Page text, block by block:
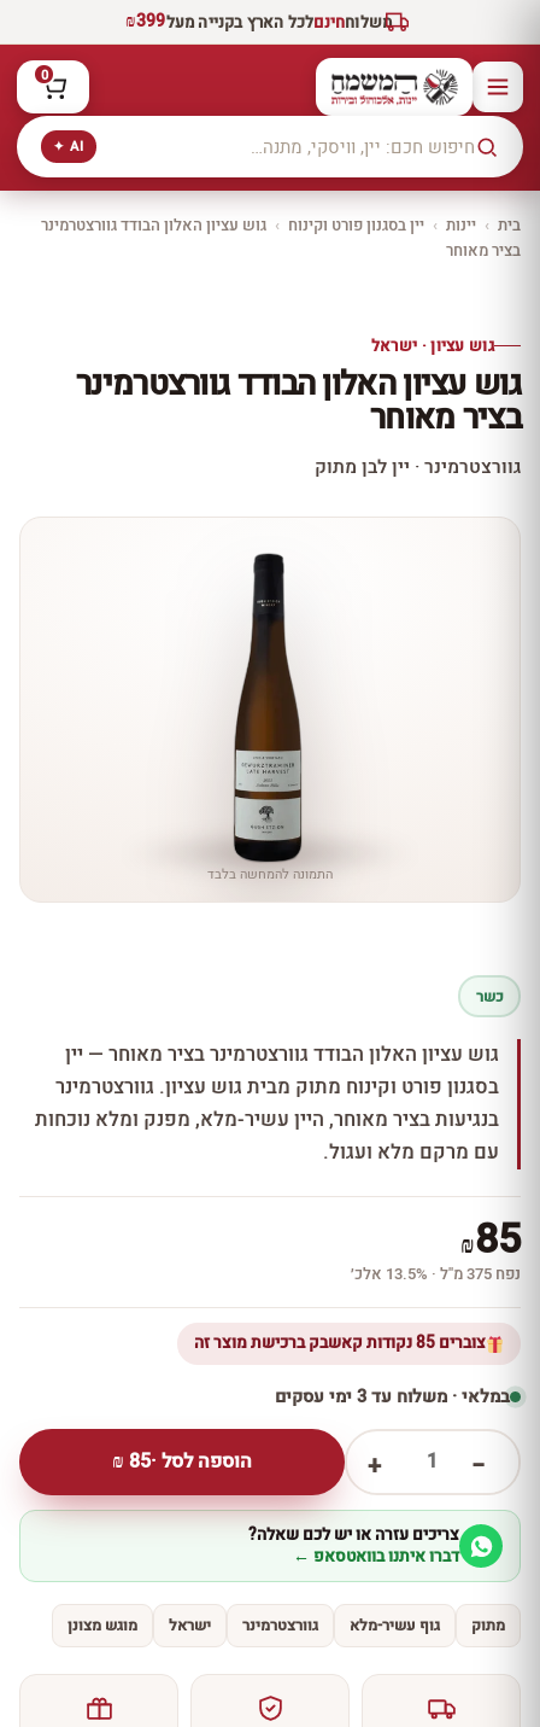
משלוחחינםלכל הארץ בקנייה מעל₪399
AI ✦
0
בית › יינות › יין בסגנון פורט וקינוח › גוש עציון האלון הבודד גוורצטרמינר
בציר מאוחר
10% הנחה
עכשיו ב-10% הנחה
לכל יינות יקב ירושלים ←
גוש עציון · ישראל
גוש עציון האלון הבודד גוורצטרמינר
בציר מאוחר
גוורצטרמינר · יין לבן מתוק
התמונה להמחשה בלבד
כשר
גוש עציון האלון הבודד גוורצטרמינר בציר מאוחר — יין
בסגנון פורט וקינוח מתוק מבית גוש עציון. גוורצטרמינר
בנגיעות בציר מאוחר, היין עשיר-מלא, מפנק ומלא נוכחות
עם מרקם מלא ועגול.
₪85
נפח 375 מ''ל · 13.5% אלכ׳
צוברים 85 נקודות קאשבק ברכישת מוצר זה
במלאי · משלוח עד 3 ימי עסקים
−
1
+ הוספה לסל ·85
₪
צריכים עזרה או יש לכם שאלה?
דברו איתנו בוואטסאפ ←
מתוק גוף עשיר-מלא גוורצטרמינר ישראל מוגש מצונן